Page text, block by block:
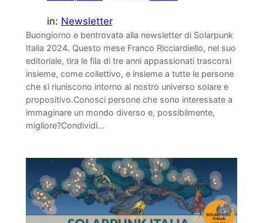
in: Newsletter
Buongiorno e bentrovatə alla newsletter di Solarpunk
Italia 2024. Questo mese Franco Ricciardiello, nel suo
editoriale, tira le fila di tre anni appassionati trascorsi
insieme, come collettivo, e insieme a tutte le persone
che si riuniscono intorno al nostro universo solare e
propositivo.Conosci persone che sono interessate a
immaginare un mondo diverso e, possibilmente,
migliore?Condividi…